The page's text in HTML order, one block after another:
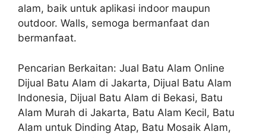
alam, baik untuk aplikasi indoor maupun
outdoor. Walls, semoga bermanfaat dan
bermanfaat.
Pencarian Berkaitan: Jual Batu Alam Online
Dijual Batu Alam di Jakarta, Dijual Batu Alam
Indonesia, Dijual Batu Alam di Bekasi, Batu
Alam Murah di Jakarta, Batu Alam Kecil, Batu
Alam untuk Dinding Atap, Batu Mosaik Alam,